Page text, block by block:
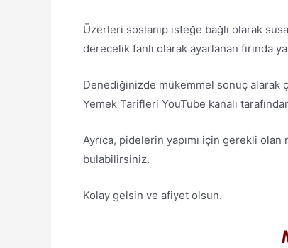
Üzerleri soslanıp isteğe bağlı olarak
derecelik fanlı olarak ayarlanan fırında
Denediğinizde mükemmel sonuç alarak
Yemek Tarifleri YouTube kanalı
Ayrıca, pidelerin yapımı için gerekli
bulabilirsiniz.
Kolay gelsin ve afiyet olsun.